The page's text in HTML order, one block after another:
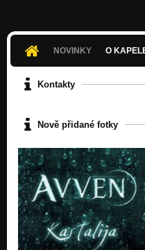
NOVINKY O
Kontakty
Nově přidané fotky